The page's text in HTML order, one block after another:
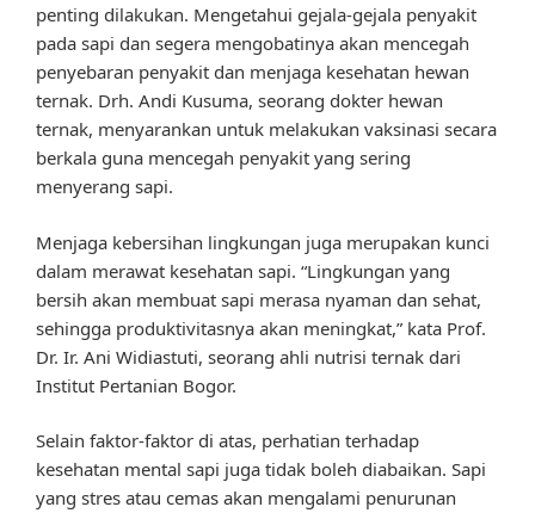
penting dilakukan. Mengetahui gejala-gejala penyakit
pada sapi dan segera mengobatinya akan mencegah
penyebaran penyakit dan menjaga kesehatan hewan
ternak. Drh. Andi Kusuma, seorang dokter hewan
ternak, menyarankan untuk melakukan vaksinasi secara
berkala guna mencegah penyakit yang sering
menyerang sapi.
Menjaga kebersihan lingkungan juga merupakan kunci
dalam merawat kesehatan sapi. “Lingkungan yang
bersih akan membuat sapi merasa nyaman dan sehat,
sehingga produktivitasnya akan meningkat,” kata Prof.
Dr. Ir. Ani Widiastuti, seorang ahli nutrisi ternak dari
Institut Pertanian Bogor.
Selain faktor-faktor di atas, perhatian terhadap
kesehatan mental sapi juga tidak boleh diabaikan. Sapi
yang stres atau cemas akan mengalami penurunan